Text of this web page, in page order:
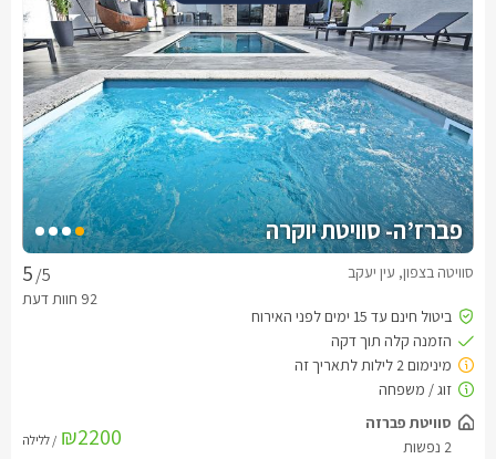
פברז’ה- סוויטת יוקרה
/5 סוויטה בצפון, עין יעקב
סוויטת פברזה
2 נפשות
₪2200 / ללילה